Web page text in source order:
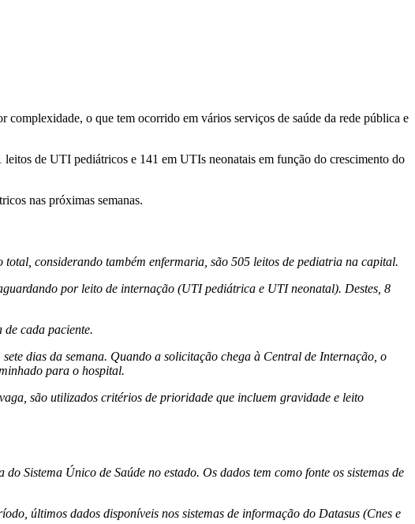
o que tem ocorrido em vários serviços de saúde da rede pública e
de UTI pediátricos e 141 em UTIs neonatais em função do crescimento do
nas próximas semanas.
considerando também enfermaria, são 505 leitos de pediatria na capital.
por leito de internação (UTI pediátrica e UTI neonatal). Destes, 8
de cada paciente.
dias da semana. Quando a solicitação chega à Central de Internação, o
para o hospital.
são utilizados critérios de prioridade que incluem gravidade e leito
Sistema Único de Saúde no estado. Os dados tem como fonte os sistemas de
últimos dados disponíveis nos sistemas de informação do Datasus (Cnes e